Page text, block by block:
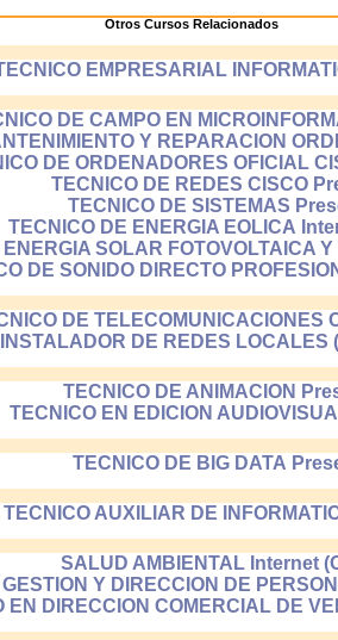
Otros Cursos Relacionados
EMPRESARIAL
DE CAMPO EN
Y REPARACION
DE ORDENADORES OFICIAL
TECNICO DE REDES CISCO
TECNICO DE SISTEMAS
TECNICO DE ENERGIA EOLICA
SOLAR FOTOVOLTAICA
DE SONIDO DIRECTO
DE TELECOMUNICACIONES
DE REDES LOCALES
TECNICO DE ANIMACION
TECNICO EN EDICION
TECNICO DE BIG DATA
TECNICO AUXILIAR DE
SALUD AMBIENTAL Internet
Y DIRECCION DE
EN DIRECCION COMERCIAL DE